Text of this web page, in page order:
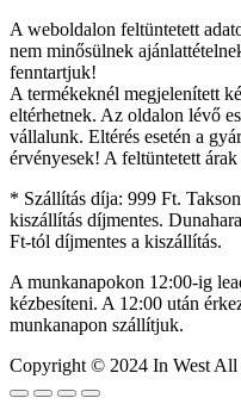
A weboldalon feltüntetett
nem minősülnek
fenntartjuk!
A termékeknél megjelenített
eltérhetnek. Az oldalon lévő
vállalunk. Eltérés esetén a
érvényesek! A feltüntetett
* Szállítás díja: 999 Ft.
kiszállítás díjmentes.
Ft-tól díjmentes a kiszállítás.
A munkanapokon 12:00-ig
kézbesíteni. A 12:00 után
munkanapon szállítjuk.
Copyright © 2024 In West